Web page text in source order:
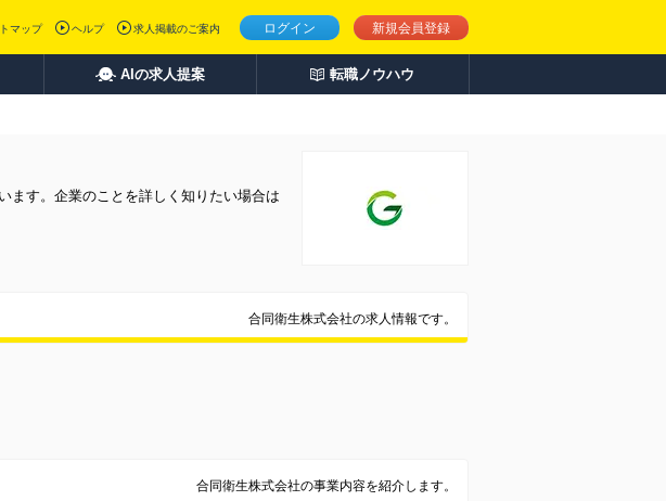
ログイン 新規会員登録
マップ ヘルプ 求人掲載のご案内
AIの求人提案 転職ノウハウ
ます。企業のことを詳しく知りたい場合は
合同衛生株式会社の求人情報です。
合同衛生株式会社の事業内容を紹介します。